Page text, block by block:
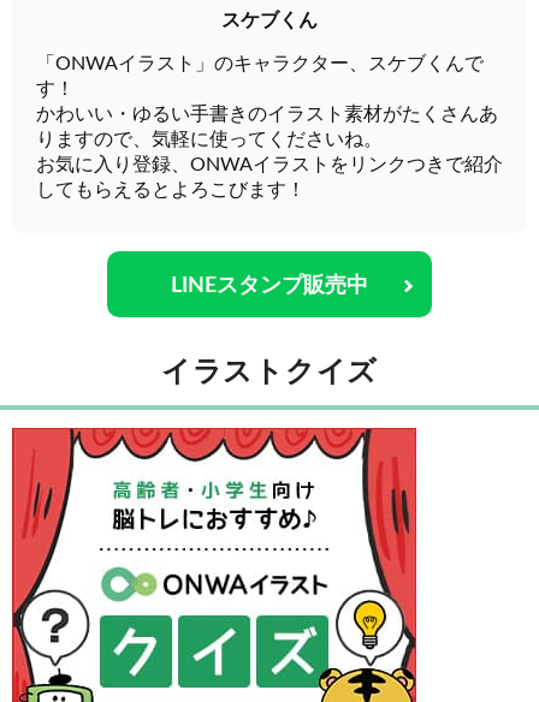
スケブくん
「ONWAイラスト」のキャラクター、スケブくんで
す！
かわいい・ゆるい手書きのイラスト素材がたくさんあ
りますので、気軽に使ってくださいね。
お気に入り登録、ONWAイラストをリンクつきで紹介
してもらえるとよろこびます！
LINEスタンプ販売中
イラストクイズ